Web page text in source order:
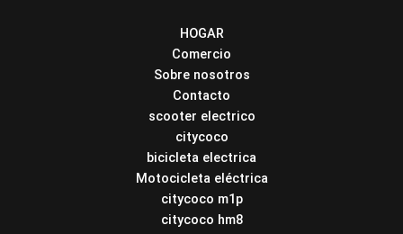
HOGAR
Comercio
Sobre nosotros
Contacto
scooter electrico
citycoco
bicicleta electrica
Motocicleta eléctrica
citycoco m1p
citycoco hm8